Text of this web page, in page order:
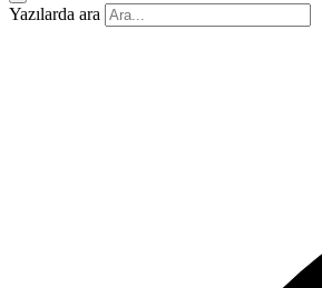
Yazılarda ara